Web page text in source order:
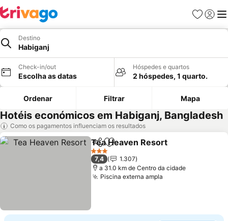
Favoritos
Iniciar
Destino
Habiganj
Check-in/out
Escolha as datas
Hóspedes e quartos
2 hóspedes, 1 quarto.
Ordenar Filtrar Mapa
Hotéis económicos em Habiganj, Bangladesh
Como os pagamentos influenciam os resultados
PartilharAdicionar aos favoritos
Tea Heaven Resort
3 Estrelas
7,4
1.307
a 31.0 km de Centro da cidade
Piscina externa ampla